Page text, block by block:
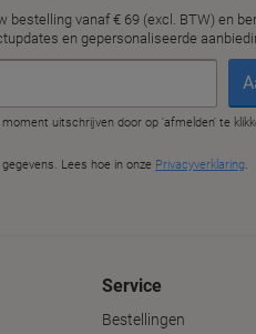
Service
Bestellingen